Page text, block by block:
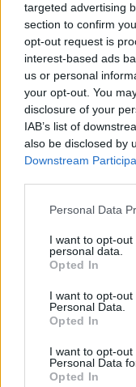
targeted advertising
section to confirm
opt-out request is
interest-based ads
us or personal
your opt-out. You
disclosure of your
IAB’s list of
also be disclosed by
Downstream
Please note that this
not limited to your
grant or deny
use your data for
consent section.
Personal Data
I want to opt-
personal data.
Opted In
I want to opt-
Personal Data.
Opted In
I want to opt-
Personal Data
Opted In
Kövess
Facebookon is!
AJÁNLAT #DÜH
BARTHA ZSOLT #